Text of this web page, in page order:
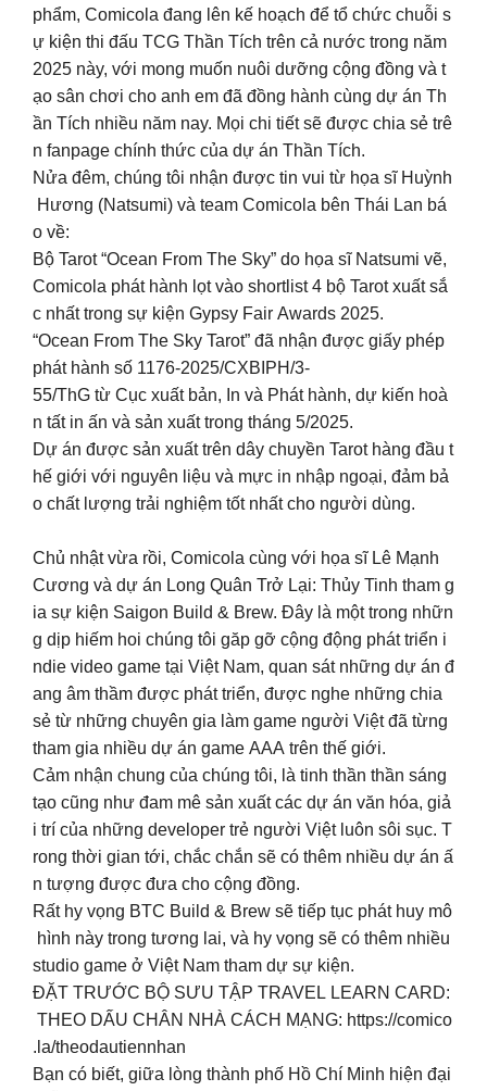
phẩm, Comicola đang lên kế hoạch để tổ chức chuỗi s
ự kiện thi đấu TCG Thần Tích trên cả nước trong năm
2025 này, với mong muốn nuôi dưỡng cộng đồng và t
ạo sân chơi cho anh em đã đồng hành cùng dự án Th
ần Tích nhiều năm nay. Mọi chi tiết sẽ được chia sẻ trê
n fanpage chính thức của dự án Thần Tích.
Nửa đêm, chúng tôi nhận được tin vui từ họa sĩ Huỳnh
Hương (Natsumi) và team Comicola bên Thái Lan bá
o về:
Bộ Tarot “Ocean From The Sky” do họa sĩ Natsumi vẽ,
Comicola phát hành lọt vào shortlist 4 bộ Tarot xuất sắ
c nhất trong sự kiện Gypsy Fair Awards 2025.
“Ocean From The Sky Tarot” đã nhận được giấy phép
phát hành số 1176-2025/CXBIPH/3-
55/ThG từ Cục xuất bản, In và Phát hành, dự kiến hoà
n tất in ấn và sản xuất trong tháng 5/2025.
Dự án được sản xuất trên dây chuyền Tarot hàng đầu t
hế giới với nguyên liệu và mực in nhập ngoại, đảm bả
o chất lượng trải nghiệm tốt nhất cho người dùng.
Chủ nhật vừa rồi, Comicola cùng với họa sĩ Lê Mạnh
Cương và dự án Long Quân Trở Lại: Thủy Tinh tham g
ia sự kiện Saigon Build & Brew. Đây là một trong nhữn
g dịp hiếm hoi chúng tôi găp gỡ cộng động phát triển i
ndie video game tại Việt Nam, quan sát những dự án đ
ang âm thầm được phát triển, được nghe những chia
sẻ từ những chuyên gia làm game người Việt đã từng
tham gia nhiều dự án game AAA trên thế giới.
Cảm nhận chung của chúng tôi, là tinh thần thần sáng
tạo cũng như đam mê sản xuất các dự án văn hóa, giả
i trí của những developer trẻ người Việt luôn sôi sục. T
rong thời gian tới, chắc chắn sẽ có thêm nhiều dự án ấ
n tượng được đưa cho cộng đồng.
Rất hy vọng BTC Build & Brew sẽ tiếp tục phát huy mô
hình này trong tương lai, và hy vọng sẽ có thêm nhiều
studio game ở Việt Nam tham dự sự kiện.
ĐẶT TRƯỚC BỘ SƯU TẬP TRAVEL LEARN CARD:
THEO DẤU CHÂN NHÀ CÁCH MẠNG: https://comico
.la/theodautiennhan
Bạn có biết, giữa lòng thành phố Hồ Chí Minh hiện đại